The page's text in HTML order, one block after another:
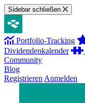
Sidebar schließen
Portfolio-Tracking
Dividendenkalender
Community
Blog
Registrieren Anmelden